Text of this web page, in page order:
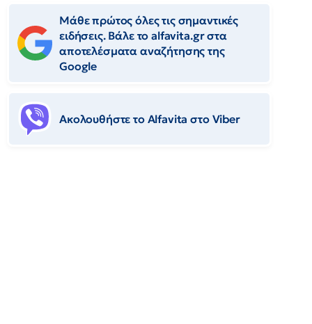
Μάθε πρώτος όλες τις σημαντικές
ειδήσεις. Βάλε το alfavita.gr στα
αποτελέσματα αναζήτησης της
Google
Ακολουθήστε το Αlfavita στο Viber